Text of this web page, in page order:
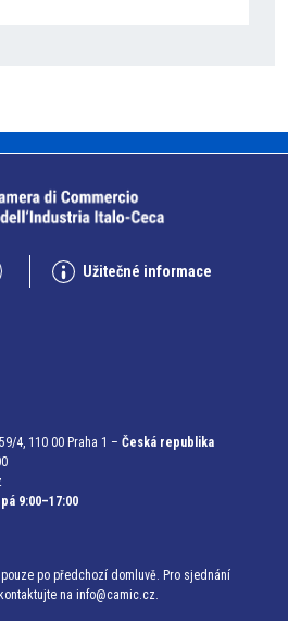
Užitečné informace
4, 110 00 Praha 1 – Česká republika
9:00–17:00
pouze po předchozí domluvě. Pro sjednání
na info@camic.cz.